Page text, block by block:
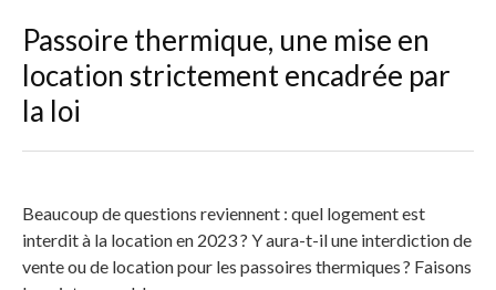
Passoire thermique, une mise en
location strictement encadrée par
la loi
Beaucoup de questions reviennent : quel logement est
interdit à la location en 2023 ? Y aura-t-il une interdiction de
vente ou de location pour les passoires thermiques ? Faisons